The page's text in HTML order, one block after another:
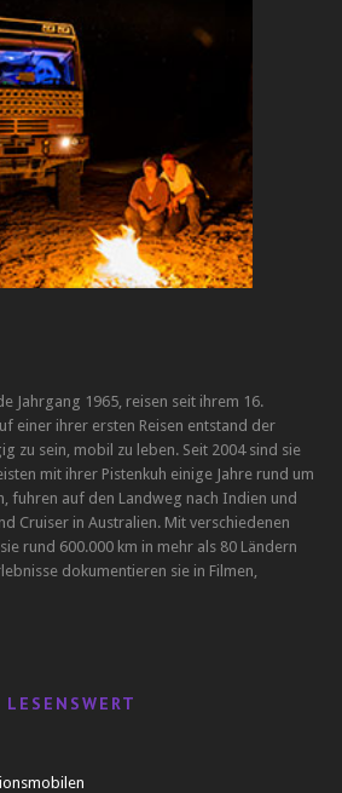
Jahrgang 1965, reisen seit ihrem 16.
einer ihrer ersten Reisen entstand der
zu sein, mobil zu leben. Seit 2004 sind sie
mit ihrer Pistenkuh einige Jahre rund um
fuhren auf den Landweg nach Indien und
Cruiser in Australien. Mit verschiedenen
rund 600.000 km in mehr als 80 Ländern
dokumentieren sie in Filmen,
LESENSWERT